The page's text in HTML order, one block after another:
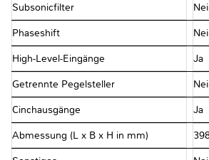
Subsonicfilter
Phaseshift
High-Level-Eingänge Ja
Getrennte Pegelsteller
Cinchausgänge Ja
Abmessung (L x B x H in mm)